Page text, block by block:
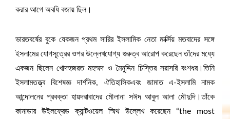
করার আগে অবধি বজায় ছিল।
ভারতবর্ষের বুকে যেকজন প্রথম সারির ইসলামিক নেতা মার্ক্সিয় মতবাদের সঙ্গে
ইসলামের যোগসূত্রের ওপর উল্লেখযোগ্য গুরুত্ব আরোপ করেছেন তাঁদের মধ্যে
একজন ছিলেন খোদহজরত মহম্মদ ও মৈনুদ্দিন চিস্তির সরাসরি বংশধর।তিনি
ইসলামতত্ত্ব বিশেষজ্ঞ দার্শনিক, ঐতিহাসিকএবং জামাত এ-ইসলামি নামক
আন্দোলনের প্রবক্তা হায়দরাবাদের মৌলানা সঈদ আবুল আলা মৌদুদি।তাঁকে
কানাডার উইলফ্রেড ক্যান্টওয়েল স্মিথ উল্লেখ করেছেন “the most